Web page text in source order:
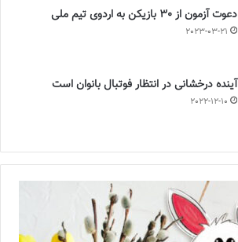
دعوت آزمون از 30 بازیکن به اردوی تیم ملی
2023-03-21
آینده درخشانی در انتظار فوتبال بانوان است
2022-12-10